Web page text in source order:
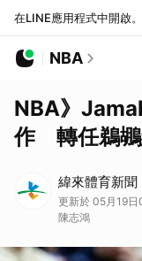
在LINE應用程式中開啟。
NBA
NBA》
作 轉任鵜鶘
緯來體育新聞
更新於 05月19
陳志鴻